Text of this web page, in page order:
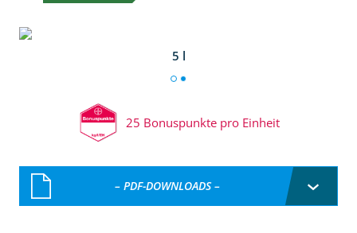
5 l
25 Bonuspunkte pro Einheit
– PDF-DOWNLOADS –